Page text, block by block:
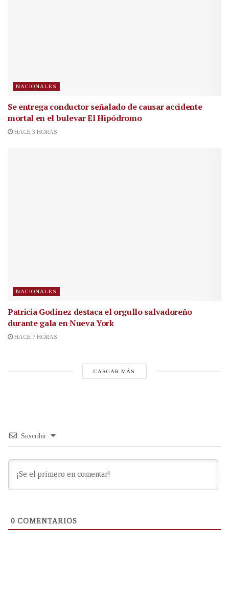
NACIONALES
Se entrega conductor señalado de causar accidente
mortal en el bulevar El Hipódromo
HACE 3 HORAS
NACIONALES
Patricia Godínez destaca el orgullo salvadoreño
durante gala en Nueva York
HACE 7 HORAS
CARGAR MÁS
Suscribir
0 COMENTARIOS